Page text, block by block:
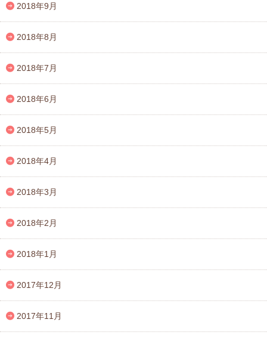
2018年9月
2018年8月
2018年7月
2018年6月
2018年5月
2018年4月
2018年3月
2018年2月
2018年1月
2017年12月
2017年11月